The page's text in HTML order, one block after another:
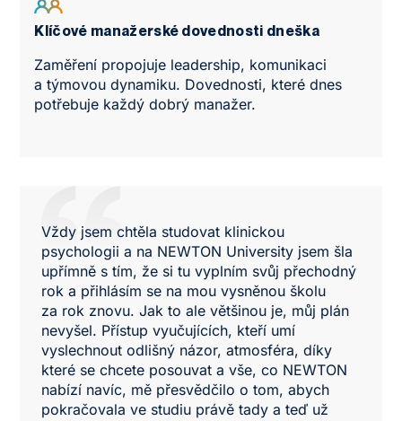
Klíčové manažerské dovednosti dneška
Zaměření propojuje leadership, komunikaci
a týmovou dynamiku. Dovednosti, které dnes
potřebuje každý dobrý manažer.
Vždy jsem chtěla studovat klinickou
psychologii a na NEWTON University jsem šla
upřímně s tím, že si tu vyplním svůj přechodný
rok a přihlásím se na mou vysněnou školu
za rok znovu. Jak to ale většinou je, můj plán
nevyšel. Přístup vyučujících, kteří umí
vyslechnout odlišný názor, atmosféra, díky
které se chcete posouvat a vše, co NEWTON
nabízí navíc, mě přesvědčilo o tom, abych
pokračovala ve studiu právě tady a teď už